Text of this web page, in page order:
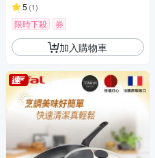
5 (1)
限時下殺 券
加入購物車